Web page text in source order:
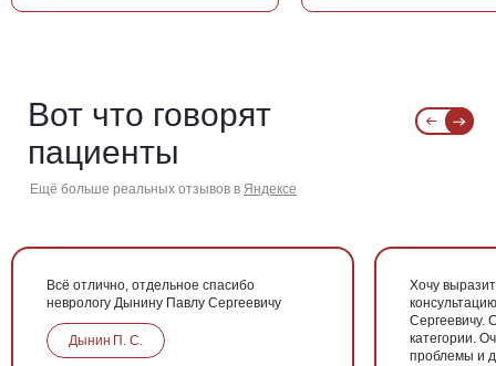
Вот что говорят
пациенты
Ещё больше реальных отзывов в Яндексе
Всё отлично, отдельное спасибо
неврологу Дынину Павлу Сергеевичу
Дынин П. С.
Хочу
Сергеевичу.
категории.
проблемы и